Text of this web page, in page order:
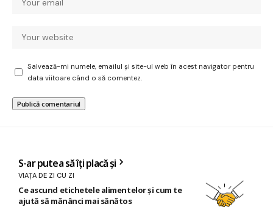
Salvează-mi numele, emailul și site-ul web în acest navigator pentru
data viitoare când o să comentez.
S-ar putea să îți placă și
VIAȚA DE ZI CU ZI
Ce ascund etichetele alimentelor și cum te
ajută să mănânci mai sănătos